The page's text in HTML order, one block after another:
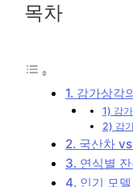
목차
1. 감가상각
1) 감
2) 감
2. 국산차
3. 연식별
4. 인기 모